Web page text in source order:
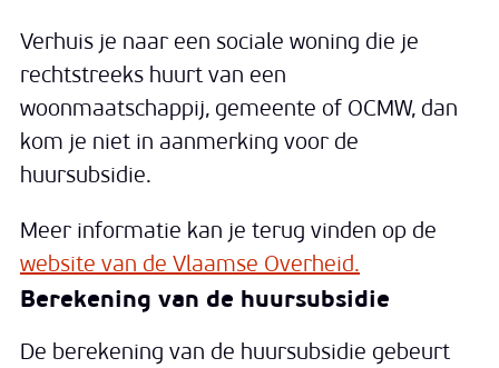
Verhuis je naar een sociale woning die je
rechtstreeks huurt van een
woonmaatschappij, gemeente of OCMW, dan
kom je niet in aanmerking voor de
huursubsidie.
Meer informatie kan je terug vinden op de
website van de Vlaamse Overheid.
Berekening van de huursubsidie
De berekening van de huursubsidie gebeurt